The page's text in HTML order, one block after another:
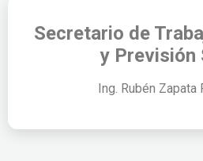
Secretario de
y Previsión
Ing. Rubén Zapata